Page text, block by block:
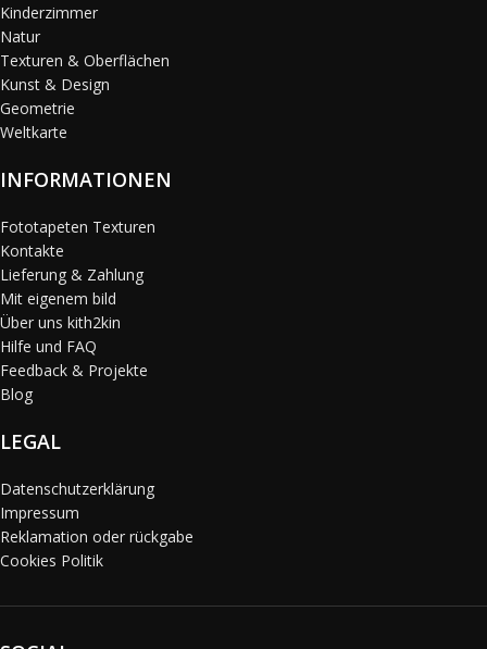
Kinderzimmer
Natur
Texturen & Oberflächen
Kunst & Design
Geometrie
Weltkarte
INFORMATIONEN
Fototapeten Texturen
Kontakte
Lieferung & Zahlung
Mit eigenem bild
Über uns kith2kin
Hilfe und FAQ
Feedback & Projekte
Blog
LEGAL
Datenschutzerklärung
Impressum
Reklamation oder rückgabe
Cookies Politik